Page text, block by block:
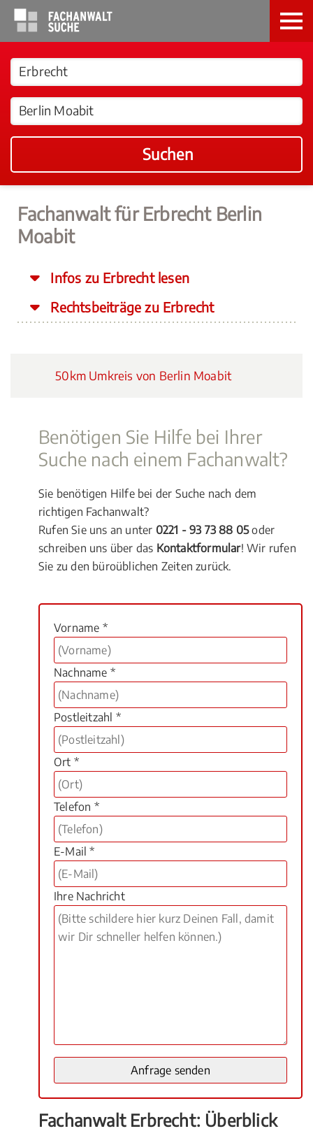
Suchen
Fachanwalt für Erbrecht Berlin
Moabit
Infos zu Erbrecht lesen
Rechtsbeiträge zu Erbrecht
50km Umkreis von Berlin Moabit
Benötigen Sie Hilfe bei Ihrer
Suche nach einem Fachanwalt?
Sie benötigen Hilfe bei der Suche nach dem
richtigen Fachanwalt?
Rufen Sie uns an unter 0221 - 93 73 88 05oder
schreiben uns über das Kontaktformular! Wir rufen
Sie zu den büroüblichen Zeiten zurück.
Vorname *
Nachname *
Postleitzahl *
Ort *
Telefon *
E-Mail *
Ihre Nachricht
Fachanwalt Erbrecht: Überblick